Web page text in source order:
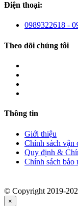
Điện thoại:
0989322618 -
Theo dõi chúng tôi
Thông tin
Giới thiệu
Chính sách vận
Quy định &
Chính sách bảo
© Copyright 2019-
×